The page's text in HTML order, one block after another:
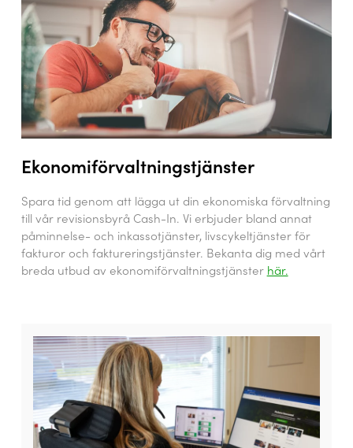
Ekonomiförvaltningstjänster
Spara tid genom att lägga ut din ekonomiska förvaltning
till vår revisionsbyrå Cash-In. Vi erbjuder bland annat
påminnelse- och inkassotjänster, livscykeltjänster för
fakturor och faktureringstjänster. Bekanta dig med vårt
breda utbud av ekonomiförvaltningstjänster här.